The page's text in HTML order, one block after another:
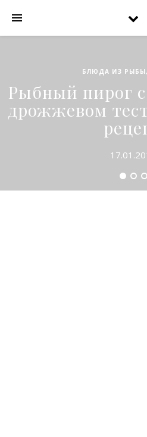
БЛЮДА ИЗ РЫБЫ,
Рыбный пирог
дрожжевом